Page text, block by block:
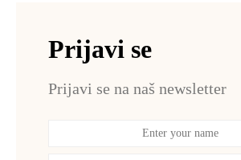
Prijavi se
Prijavi se na naš newsletter